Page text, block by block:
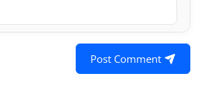
Post Comment